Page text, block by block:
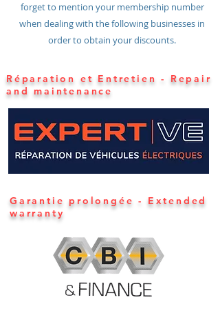
forget to mention your membership number
when dealing with the following businesses in
order to obtain your discounts.
Réparation et Entretien - Repair
and maintenance
Garantie prolongée - Extended
warranty